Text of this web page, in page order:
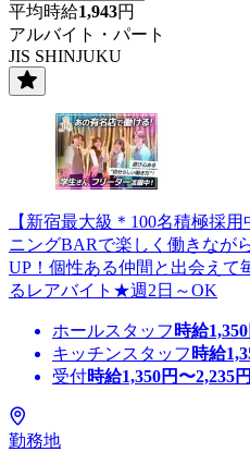
平均時給1,943円
アルバイト・パート
JIS SHINJUKU
【新宿最大級＊100名積極採
ニングBARで楽しく働きなが
UP！個性ある仲間と出会えて
るレアバイト★週2日～OK
ホールスタッフ 時給1,350
キッチンスタッフ 時給
受付時給1,350円〜2,235円
勤務地